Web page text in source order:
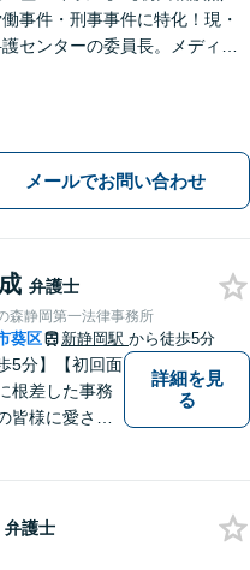
事件・刑事事件に特化！現・
センターの委員長。メディア
密着型の法律事務所
メールでお問い合わせ
弁護士
森静岡第一法律事務所
葵区 新静岡駅 から徒歩5分
5分】【初回面
根差した事務
皆様に愛され
さい。
詳細を見
る
弁護士